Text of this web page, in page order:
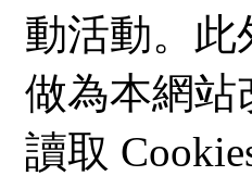
動活動。此
做為本網站
讀取